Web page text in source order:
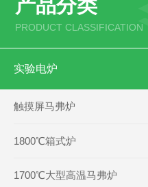
产品分类
PRODUCT CLASSIFICATION
实验电炉
触摸屏马弗炉
1800℃箱式炉
1700℃大型高温马弗炉